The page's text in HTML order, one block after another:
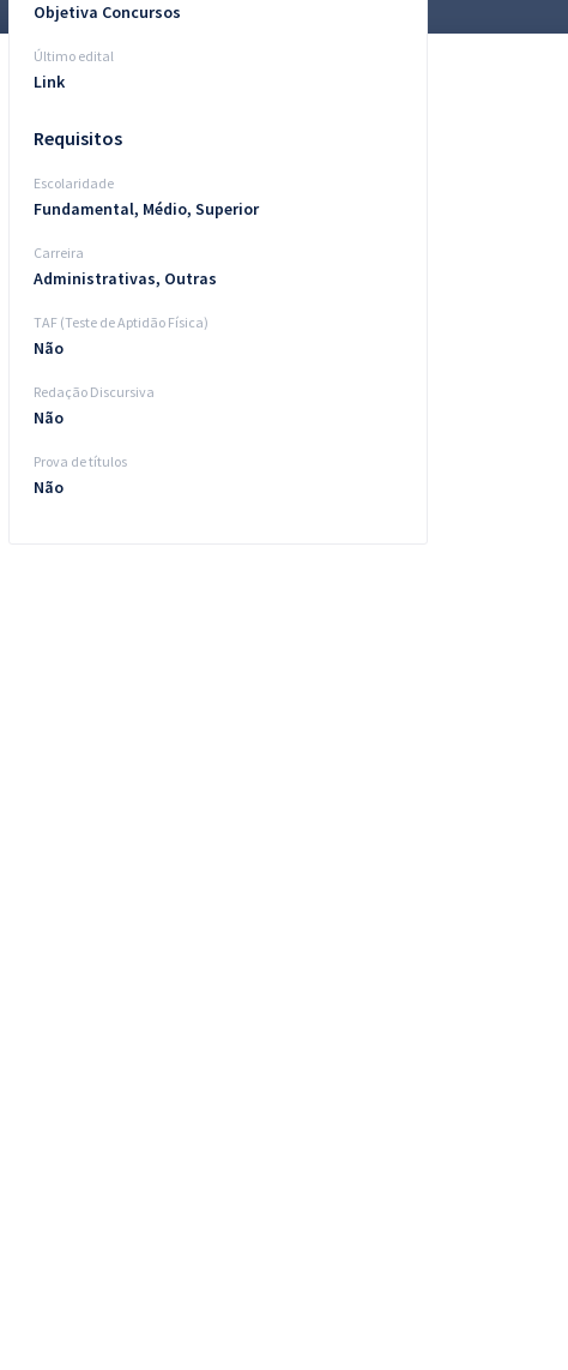
Objetiva Concursos
Último edital
Link
Requisitos
Escolaridade
Fundamental, Médio, Superior
Carreira
Administrativas, Outras
TAF (Teste de Aptidão Física)
Não
Redação Discursiva
Não
Prova de títulos
Não